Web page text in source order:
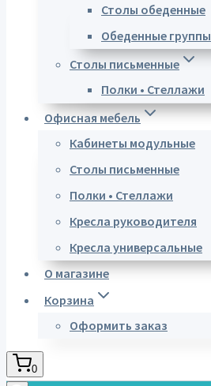
Столы обеденные
Обеденные группы
Столы письменные
Полки • Стеллажи
Офисная мебель
Кабинеты модульные
Столы письменные
Полки • Стеллажи
Кресла руководителя
Кресла универсальные
О магазине
Корзина
Оформить заказ
0